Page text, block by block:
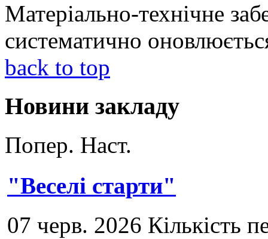
Матеріально-технічне
систематично
back to top
Новини закладу
Попер. Наст.
"Веселі старти"
07 черв. 2026 Кількість